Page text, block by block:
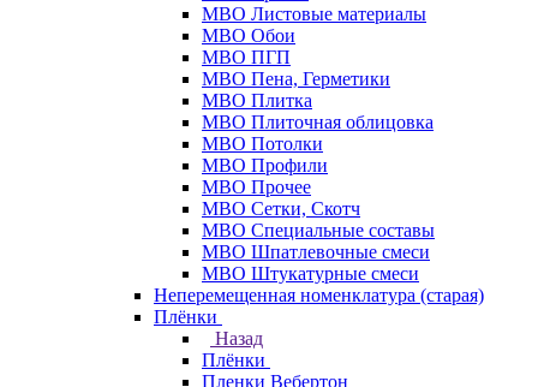
МВО Листовые материалы
МВО Обои
МВО ПГП
МВО Пена, Герметики
МВО Плитка
МВО Плиточная облицовка
МВО Потолки
МВО Профили
МВО Прочее
МВО Сетки, Скотч
МВО Специальные составы
МВО Шпатлевочные смеси
МВО Штукатурные смеси
Неперемещенная номенклатура (старая)
Плёнки
Назад
Плёнки
Пленки Вебертон